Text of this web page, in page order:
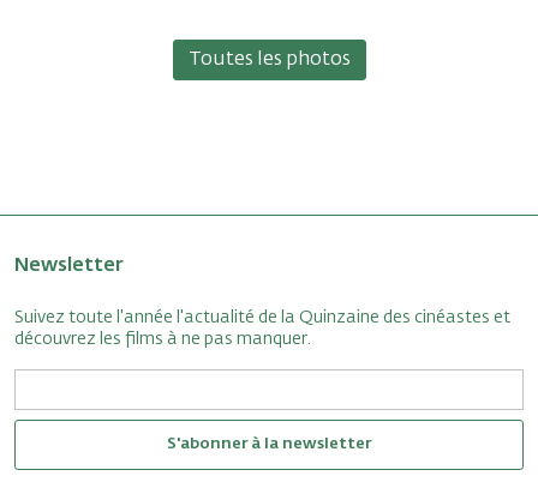
Toutes les photos
Newsletter
Suivez toute l'année l'actualité de la Quinzaine des cinéastes et
découvrez les films à ne pas manquer.
S'abonner à la newsletter